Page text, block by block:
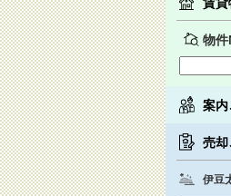
物件
案内
売却
伊豆